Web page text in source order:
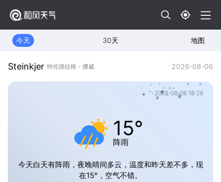
今天 30天 地图
Steinkjer 特伦德拉格 - 挪威 2026-08-06
2026-08-06 13:26
15°
阵雨
今天白天有阵雨，夜晚晴间多云，温度和昨天差不多，现
在15°，空气不错。